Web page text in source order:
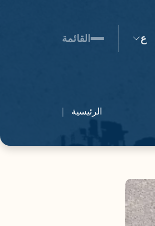
ع القائمة
الرئيسية